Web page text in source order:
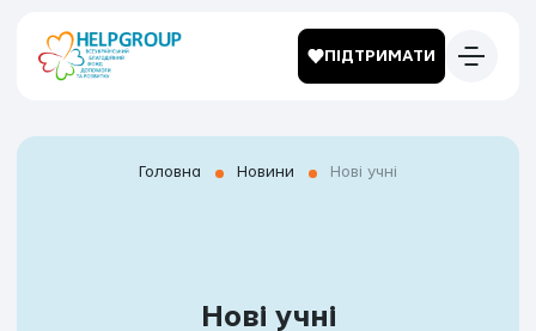
ПІДТРИМАТИ
Головна Новини Нові учні
Нові учні